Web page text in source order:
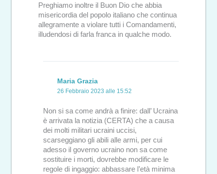
Preghiamo inoltre il Buon Dio che abbia
misericordia del popolo italiano che continua
allegramente a violare tutti i Comandamenti,
illudendosi di farla franca in qualche modo.
Maria Grazia
26 Febbraio 2023 alle 15:52
Non si sa come andrà a finire: dall’ Ucraina
è arrivata la notizia (CERTA) che a causa
dei molti militari ucraini uccisi,
scarseggiano gli abili alle armi, per cui
adesso il governo ucraino non sa come
sostituire i morti, dovrebbe modificare le
regole di ingaggio: abbassare l’età minima